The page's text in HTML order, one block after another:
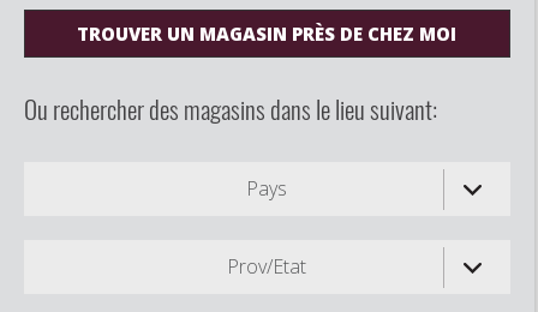
TROUVER UN MAGASIN PRÈS DE CHEZ MOI
Ou rechercher des magasins dans le lieu suivant:
Pays
Prov/Etat